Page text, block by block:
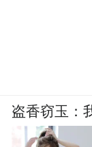
盗香窃玉：